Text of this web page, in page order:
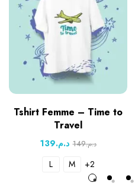
Tshirt Femme – Time to
Travel
د.م.139 د.م.149
L M +2